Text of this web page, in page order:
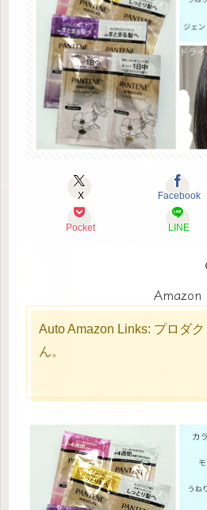
X Facebook
Pocket LINE
Amazon
Auto Amazon Links: プロダ
ん。